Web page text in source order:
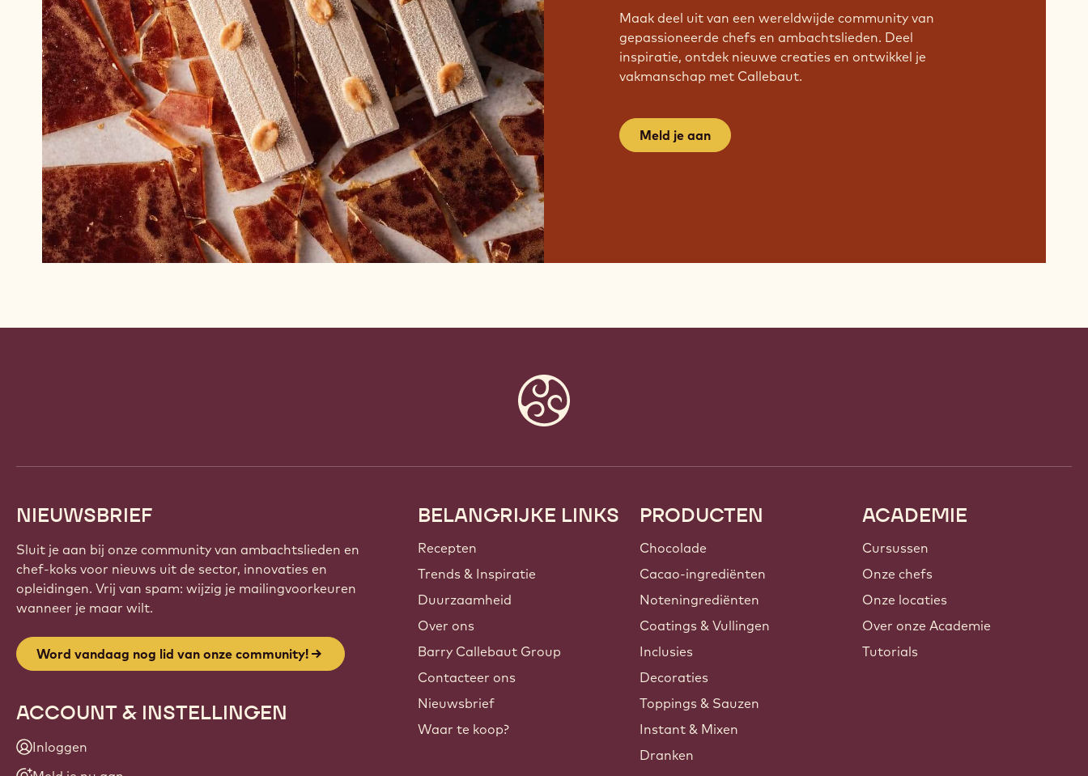
Maak deel uit van een wereldwijde community van
gepassioneerde chefs en ambachtslieden. Deel
inspiratie, ontdek nieuwe creaties en ontwikkel je
vakmanschap met Callebaut.
Meld je aan
NIEUWSBRIEF
Sluit je aan bij onze community van ambachtslieden en
chef-koks voor nieuws uit de sector, innovaties en
opleidingen. Vrij van spam: wijzig je mailingvoorkeuren
wanneer je maar wilt.
Word vandaag nog lid van onze community!
ACCOUNT & INSTELLINGEN
Inloggen
Footer
Callebaut
BELANGRIJKE LINKS
Recepten
Trends & Inspiratie
Duurzaamheid
Over ons
Barry Callebaut Group
Contacteer ons
Nieuwsbrief
Waar te koop?
PRODUCTEN
Chocolade
Cacao-ingrediënten
Noteningrediënten
Coatings & Vullingen
Inclusies
Decoraties
Toppings & Sauzen
Instant & Mixen
Dranken
ACADEMIE
Cursussen
Onze chefs
Onze locaties
Over onze Academie
Tutorials